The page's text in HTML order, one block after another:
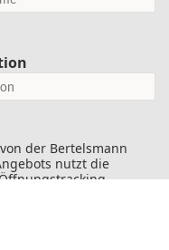
der Bertelsmann
nutzt die